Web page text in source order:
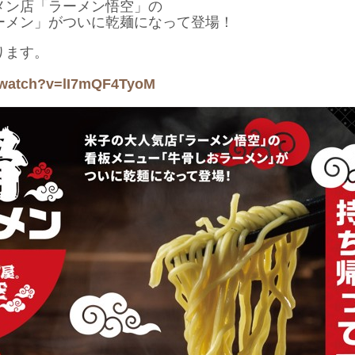
店「ラーメン悟空」の
ン」がついに乾麺になって登場！
す。